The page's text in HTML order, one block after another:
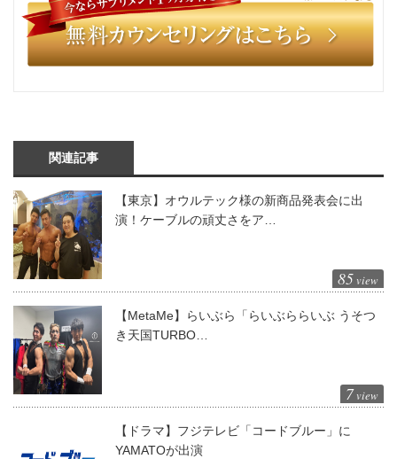
関連記事
【東京】オウルテック様の新商品発表会に出
演！ケーブルの頑丈さをア…
85 view
【MetaMe】らいぶら「らいぶららいぶ うそつ
き天国TURBO…
7 view
【ドラマ】フジテレビ「コードブルー」に
YAMATOが出演